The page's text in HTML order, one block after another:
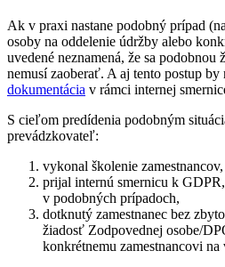
Ak v praxi nastane podobný prípad
osoby na oddelenie údržby alebo
uvedené neznamená, že sa
nemusí zaoberať. A aj tento postup by
dokumentácia v rámci internej
S cieľom predídenia podobným
prevádzkovateľ:
vykonal školenie zamestnancov,
prijal internú smernicu k
v podobných prípadoch,
dotknutý zamestnanec bez
žiadosť Zodpovednej osobe/
konkrétnemu zamestnancovi na